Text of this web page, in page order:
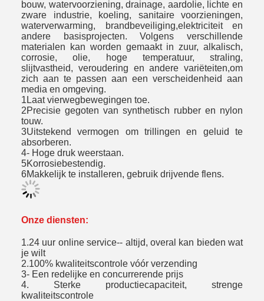
bouw, watervoorziening, drainage, aardolie, lichte en
zware industrie, koeling, sanitaire voorzieningen,
waterverwarming, brandbeveiliging,elektriciteit en
andere basisprojecten. Volgens verschillende
materialen kan worden gemaakt in zuur, alkalisch,
corrosie, olie, hoge temperatuur, straling,
slijtvastheid, veroudering en andere variëteiten,om
zich aan te passen aan een verscheidenheid aan
media en omgeving.
1Laat vierwegbewegingen toe.
2Precisie gegoten van synthetisch rubber en nylon
touw.
3Uitstekend vermogen om trillingen en geluid te
absorberen.
4- Hoge druk weerstaan.
5Korrosiebestendig.
6Makkelijk te installeren, gebruik drijvende flens.
Onze diensten:
1.24 uur online service-- altijd, overal kan bieden wat
je wilt
2.100% kwaliteitscontrole vóór verzending
3- Een redelijke en concurrerende prijs
4. Sterke productiecapaciteit, strenge
kwaliteitscontrole